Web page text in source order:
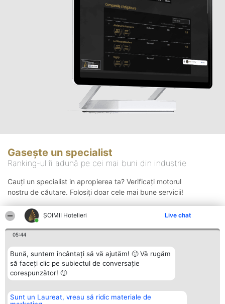
ȘOIMII Hotelieri Live chat
05:44
Bună, suntem încântați să vă ajutăm! 🙂 Vă rugăm
să faceți clic pe subiectul de conversație
corespunzător! 🙂
Sunt un Laureat, vreau să ridic materiale de
Gasește un specialist
Ranking-ul îi adună pe cei mai buni din industrie
Cauți un specialist in apropierea ta? Verificați motorul
nostru de căutare. Folosiți doar cele mai bune servicii!
Organizator Ranking Plebiscyt Contact